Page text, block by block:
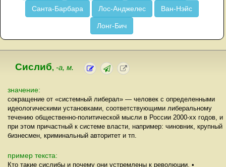
Санта-Барбара Лос-Анджелес Ван-Нэйс
Лонг-Бич
Cислиб, -а, м.
значение:
сокращение от «системный либерал» — человек с определенными
идеологическими установками, соответствующими либеральному
течению общественно-политической мысли в России 2000-хх годов, и
при этом причастный к системе власти, например: чиновник, крупный
бизнесмен, криминальный авторитет и тп.
пример текста:
Кто такие сислибы и почему они устремлены к революции. •